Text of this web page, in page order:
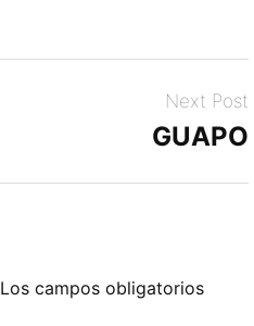
Next Post
GUAPO
Los campos obligatorios